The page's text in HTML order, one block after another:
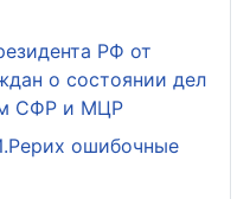
РФ от
о состоянии дел
СФР и МЦР
ошибочные